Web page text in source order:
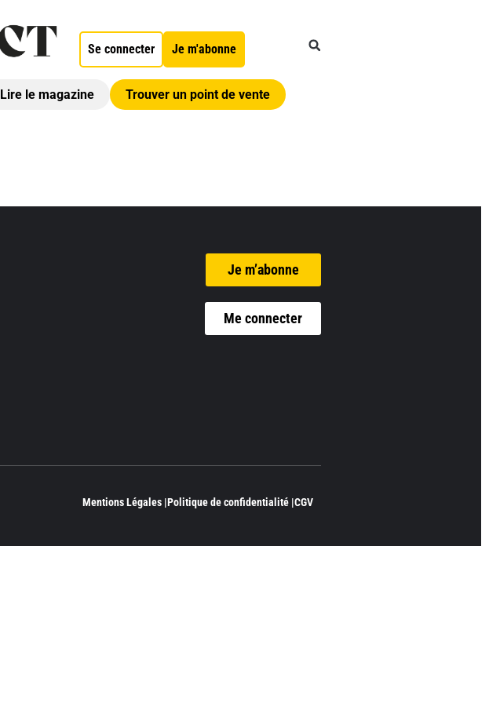
Se connecter Je m'abonne
Lire le magazine Trouver un point de vente
Je m’abonne
Me connecter
Mentions Légales |Politique de confidentialité |CGV